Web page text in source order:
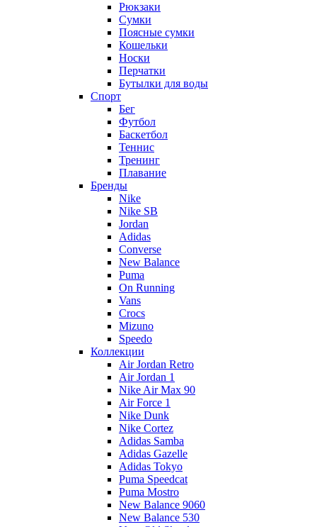
Рюкзаки
Сумки
Поясные сумки
Кошельки
Носки
Перчатки
Бутылки для воды
Спорт
Бег
Футбол
Баскетбол
Теннис
Тренинг
Плавание
Бренды
Nike
Nike SB
Jordan
Adidas
Converse
New Balance
Puma
On Running
Vans
Crocs
Mizuno
Speedo
Коллекции
Air Jordan Retro
Air Jordan 1
Nike Air Max 90
Air Force 1
Nike Dunk
Nike Cortez
Adidas Samba
Adidas Gazelle
Adidas Tokyo
Puma Speedcat
Puma Mostro
New Balance 9060
New Balance 530